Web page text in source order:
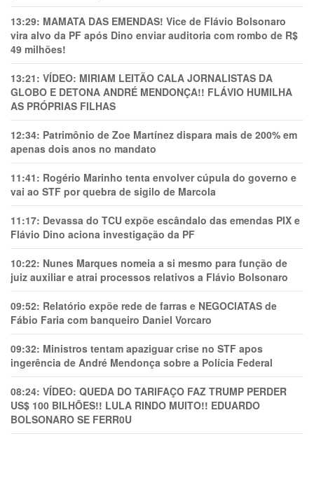
13:29: MAMATA DAS EMENDAS! Vice de Flávio Bolsonaro
vira alvo da PF após Dino enviar auditoria com rombo de R$
49 milhões!
13:21: VÍDEO: MIRIAM LEITÃO CALA JORNALISTAS DA
GLOBO E DETONA ANDRÉ MENDONÇA!! FLÁVIO HUMILHA
AS PRÓPRIAS FILHAS
12:34: Patrimônio de Zoe Martínez dispara mais de 200% em
apenas dois anos no mandato
11:41: Rogério Marinho tenta envolver cúpula do governo e
vai ao STF por quebra de sigilo de Marcola
11:17: Devassa do TCU expõe escândalo das emendas PIX e
Flávio Dino aciona investigação da PF
10:22: Nunes Marques nomeia a si mesmo para função de
juiz auxiliar e atrai processos relativos a Flávio Bolsonaro
09:52: Relatório expõe rede de farras e NEGOCIATAS de
Fábio Faria com banqueiro Daniel Vorcaro
09:32: Ministros tentam apaziguar crise no STF apos
ingerência de André Mendonça sobre a Polícia Federal
08:24: VÍDEO: QUEDA DO TARIFAÇO FAZ TRUMP PERDER
US$ 100 BILHÕES!! LULA RINDO MUITO!! EDUARDO
BOLSONARO SE FERR0U